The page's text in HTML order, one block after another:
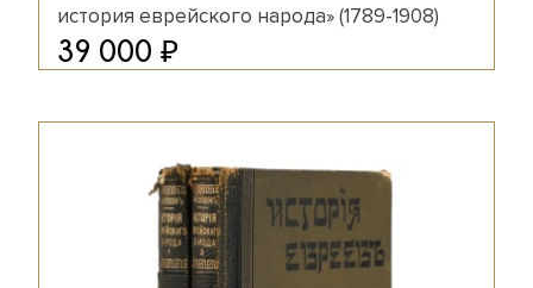
история еврейского народа» (1789-1908)
39 000 ₽